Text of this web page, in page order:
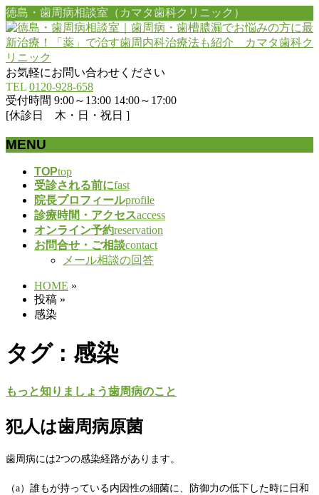
徳島・歯周病相談室（カマタ歯科クリニック）
お気軽にお問い合わせください
TEL 0120-928-658
受付時間 9:00～13:00 14:00～17:00
[休診日 木・日・祝日 ]
MENU
TOPtop
受診される前にfast
院長プロフィールprofile
診療時間・アクセスaccess
オンライン予約reservation
お問合せ・ご相談contact
メール相談の回答
HOME »
投稿 »
感染
タグ : 感染
もっと知りましょう歯周病のこと
犯人は歯周病原菌
歯周病には2つの感染経路があります。
（a）誰もが持っている内因性の細菌に、防御力の低下した時に日和